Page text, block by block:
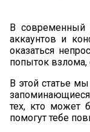
В
аккаунтов и
оказаться
попыток
В этой статье
тех, кто может
помогут тебе